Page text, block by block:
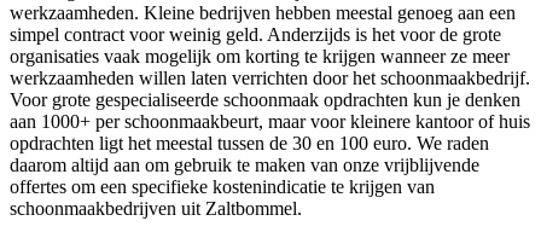
werkzaamheden. Kleine bedrijven hebben meestal genoeg aan een
simpel contract voor weinig geld. Anderzijds is het voor de grote
organisaties vaak mogelijk om korting te krijgen wanneer ze meer
werkzaamheden willen laten verrichten door het schoonmaakbedrijf.
Voor grote gespecialiseerde schoonmaak opdrachten kun je denken
aan 1000+ per schoonmaakbeurt, maar voor kleinere kantoor of huis
opdrachten ligt het meestal tussen de 30 en 100 euro. We raden
daarom altijd aan om gebruik te maken van onze vrijblijvende
offertes om een specifieke kostenindicatie te krijgen van
schoonmaakbedrijven uit Zaltbommel.